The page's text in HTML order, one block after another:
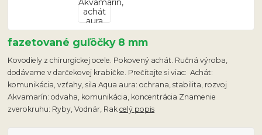
fazetované guľôčky 8 mm
Kovodiely z chirurgickej ocele. Pokovený achát. Ručná výroba,
dodávame v darčekovej krabičke. Prečítajte si viac: Achát:
komunikácia, vzťahy, sila Aqua aura: ochrana, stabilita, rozvoj
Akvamarín: odvaha, komunikácia, koncentrácia Znamenie
zverokruhu: Ryby, Vodnár, Rakcelý popis